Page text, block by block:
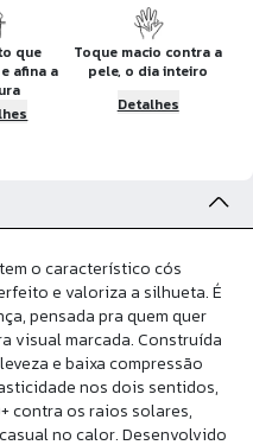
que
afina a
Toque macio contra a
pele, o dia inteiro
Detalhes
o característico cós
e valoriza a silhueta. É
pensada pra quem quer
visual marcada. Construída
e baixa compressão
nos dois sentidos,
contra os raios solares,
no calor. Desenvolvido